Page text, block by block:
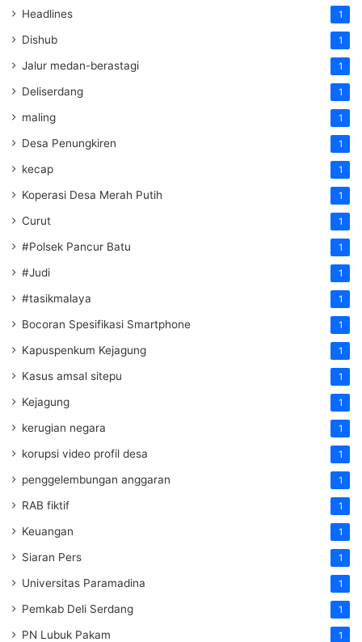
Headlines 1
Dishub 1
Jalur medan-berastagi 1
Deliserdang 1
maling 1
Desa Penungkiren 1
kecap 1
Koperasi Desa Merah Putih 1
Curut 1
#Polsek Pancur Batu 1
#Judi 1
#tasikmalaya 1
Bocoran Spesifikasi Smartphone 1
Kapuspenkum Kejagung 1
Kasus amsal sitepu 1
Kejagung 1
kerugian negara 1
korupsi video profil desa 1
penggelembungan anggaran 1
RAB fiktif 1
Keuangan 1
Siaran Pers 1
Universitas Paramadina 1
Pemkab Deli Serdang 1
PN Lubuk Pakam 1